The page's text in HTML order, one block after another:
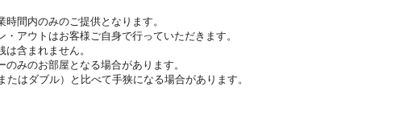
間内のみのご提供となります。
アウトはお客様ご自身で行っていただきます。
含まれません。
みのお部屋となる場合があります。
はダブル）と比べて手狭になる場合があります。